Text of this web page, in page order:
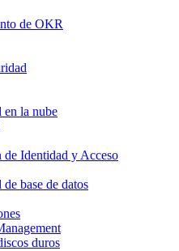
de OKR
en la nube
de Identidad y Acceso
base de datos
duros